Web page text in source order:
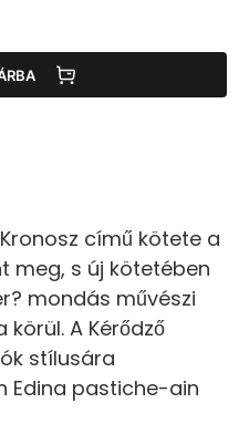
című kötete a
meg, s új kötetében
mondás művészi
A Kérődző
stílusára
Edina pastiche-ain